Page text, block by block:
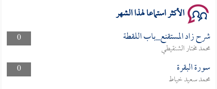
الأكثر استماعا لهذا الشهر
0 شرح زاد المستقنع_باب اللقطة
محمد مختار الشنقيطي
0
سورة البقرة
محمد سعيد خياط